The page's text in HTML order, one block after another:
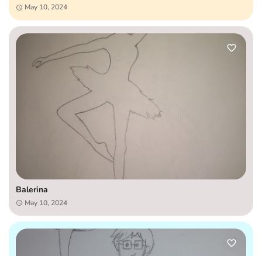
May 10, 2024
Balerina
May 10, 2024